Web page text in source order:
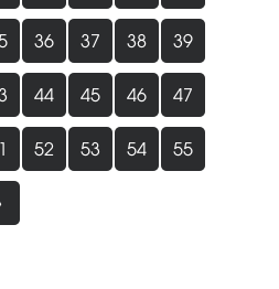
36 37 38 39
44 45 46 47
52 53 54 55